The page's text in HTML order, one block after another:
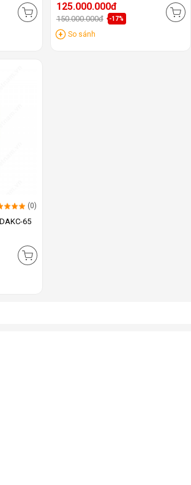
125.000.000đ
150.000.000đ -17%
So sánh
(0)
65